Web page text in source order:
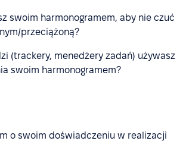
swoim harmonogramem, aby nie czuć
przeciążoną?
(trackery, menedżery zadań) używasz
swoim harmonogramem?
o swoim doświadczeniu w realizacji